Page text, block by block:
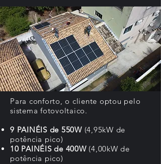
Para conforto, o cliente optou pelo
sistema fotovoltaico.
9 PAINÉIS de 550W(4,95kW de
potência pico)
10 PAINÉIS de 400W(4,00kW de
potência pico)